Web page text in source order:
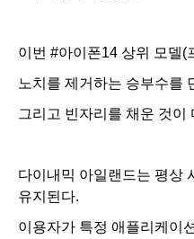
이번 #아이폰14 상위 모델(
노치를 제거하는 승부수를
그리고 빈자리를 채운 것이
다이내믹 아일랜드는 평상
유지된다.
이용자가 특정 애플리케이